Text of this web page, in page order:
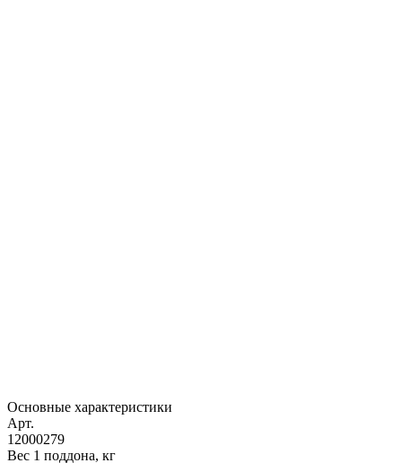
Основные характеристики
Арт.
12000279
Вес 1 поддона, кг